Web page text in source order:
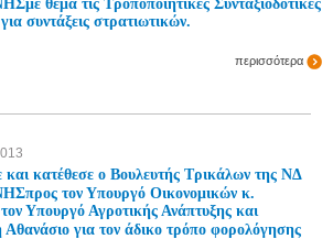
συντάξεις στρατιωτικών.
περισσότερα
κατέθεσε ο Βουλευτής Τρικάλων της ΝΔ
τον Υπουργό Οικονομικών κ.
Υπουργό Αγροτικής Ανάπτυξης και
για τον άδικο τρόπο φορολόγησης